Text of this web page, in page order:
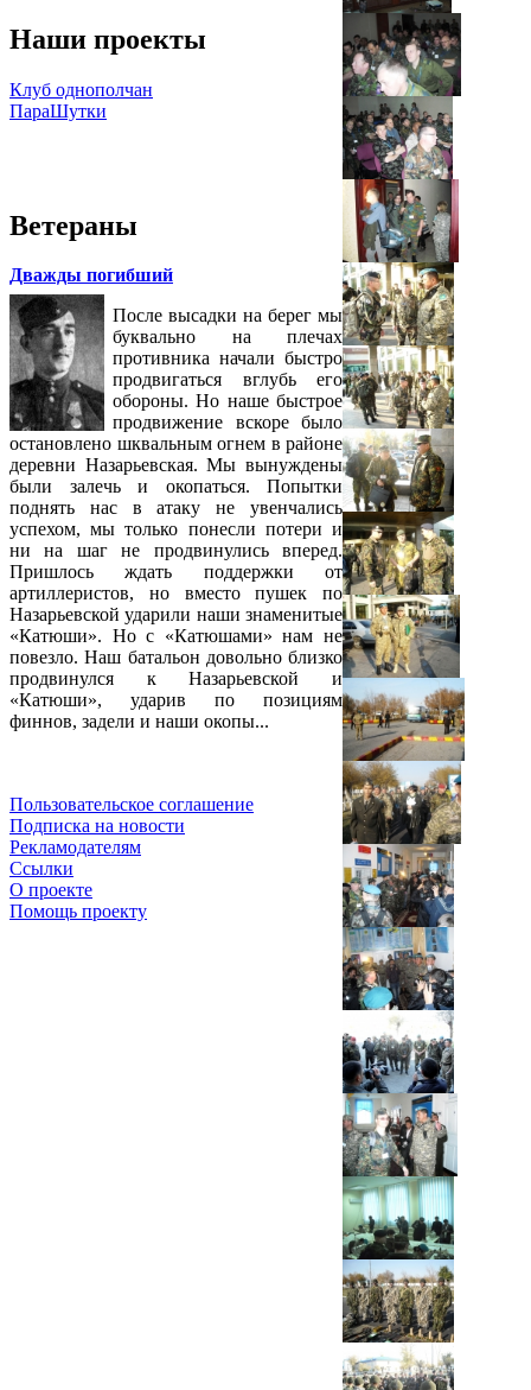
Наши проекты
Клуб однополчан
ПараШутки
Ветераны
Дважды погибший
После высадки на берег мы
буквально на плечах
противника начали быстро
продвигаться вглубь его
обороны. Но наше быстрое
продвижение вскоре было
остановлено шквальным огнем в районе
деревни Назарьевская. Мы вынуждены
были залечь и окопаться. Попытки
поднять нас в атаку не увенчались
успехом, мы только понесли потери и
ни на шаг не продвинулись вперед.
Пришлось ждать поддержки от
артиллеристов, но вместо пушек по
Назарьевской ударили наши знаменитые
«Катюши». Но с «Катюшами» нам не
повезло. Наш батальон довольно близко
продвинулся к Назарьевской и
«Катюши», ударив по позициям
финнов, задели и наши окопы...
Пользовательское соглашение
Подписка на новости
Рекламодателям
Ссылки
О проекте
Помощь проекту